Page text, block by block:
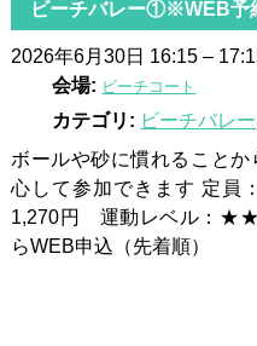
ビーチバレー①※WEB予
2026年6月30日 16:15–
会場: ビーチコート
カテゴリ: ビーチバレー
ボールや砂に慣れること
心して参加できます 定
1,270円 運動レベル：
らWEB申込（先着順）